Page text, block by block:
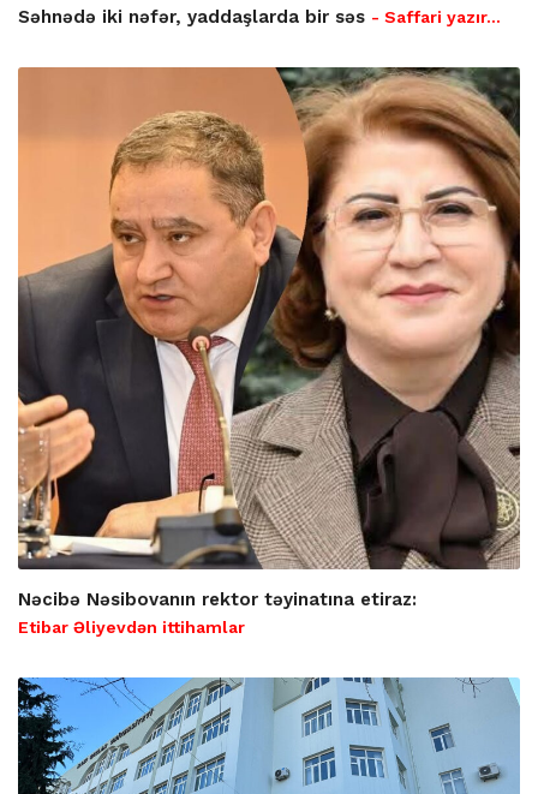
Səhnədə iki nəfər, yaddaşlarda bir səs - Saffari yazır…
Nəcibə Nəsibovanın rektor təyinatına etiraz:
Etibar Əliyevdən ittihamlar